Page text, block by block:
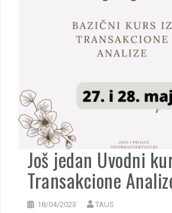
Još jedan Uvodni
Transakcione
18/04/2023 TAUS